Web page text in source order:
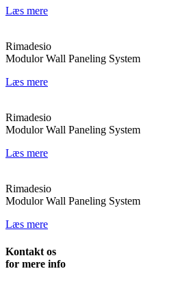
Læs mere
Rimadesio
Modulor Wall Paneling System
Læs mere
Rimadesio
Modulor Wall Paneling System
Læs mere
Rimadesio
Modulor Wall Paneling System
Læs mere
Kontakt os
for mere info